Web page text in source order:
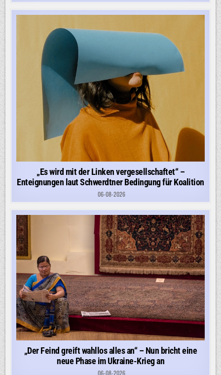
„Es wird mit der Linken vergesellschaftet“ –
Enteignungen laut Schwerdtner Bedingung für Koalition
06-08-2026
„Der Feind greift wahllos alles an“ – Nun bricht eine
neue Phase im Ukraine-Krieg an
06-08-2026